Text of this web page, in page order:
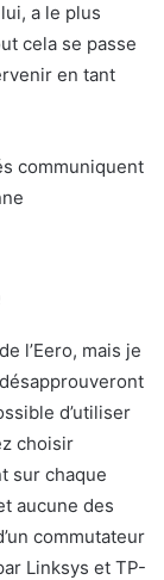
a le plus
cela se passe
en tant
communiquent
l’Eero, mais je
d’utiliser
choisir
sur chaque
aucune des
commutateur
Linksys et TP-